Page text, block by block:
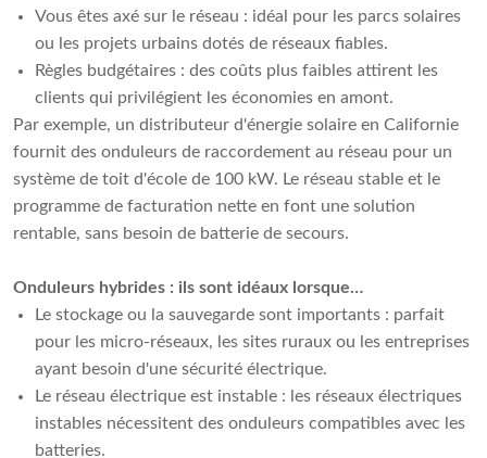
Vous êtes axé sur le réseau : idéal pour les parcs solaires
ou les projets urbains dotés de réseaux fiables.
Règles budgétaires : des coûts plus faibles attirent les
clients qui privilégient les économies en amont.
Par exemple, un distributeur d'énergie solaire en Californie
fournit des onduleurs de raccordement au réseau pour un
système de toit d'école de 100 kW. Le réseau stable et le
programme de facturation nette en font une solution
rentable, sans besoin de batterie de secours.
Onduleurs hybrides : ils sont idéaux lorsque…
Le stockage ou la sauvegarde sont importants : parfait
pour les micro-réseaux, les sites ruraux ou les entreprises
ayant besoin d'une sécurité électrique.
Le réseau électrique est instable : les réseaux électriques
instables nécessitent des onduleurs compatibles avec les
batteries.